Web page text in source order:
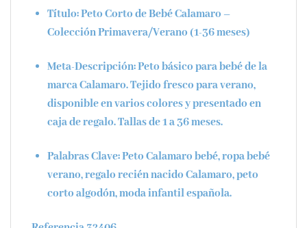
Título:Peto Corto de Bebé Calamaro –
Colección Primavera/Verano (1-36 meses)
Meta-Descripción:Peto básico para bebé de la
marca Calamaro. Tejido fresco para verano,
disponible en varios colores y presentado en
caja de regalo. Tallas de 1 a 36 meses.
Palabras Clave:Peto Calamaro bebé, ropa bebé
verano, regalo recién nacido Calamaro, peto
corto algodón, moda infantil española.